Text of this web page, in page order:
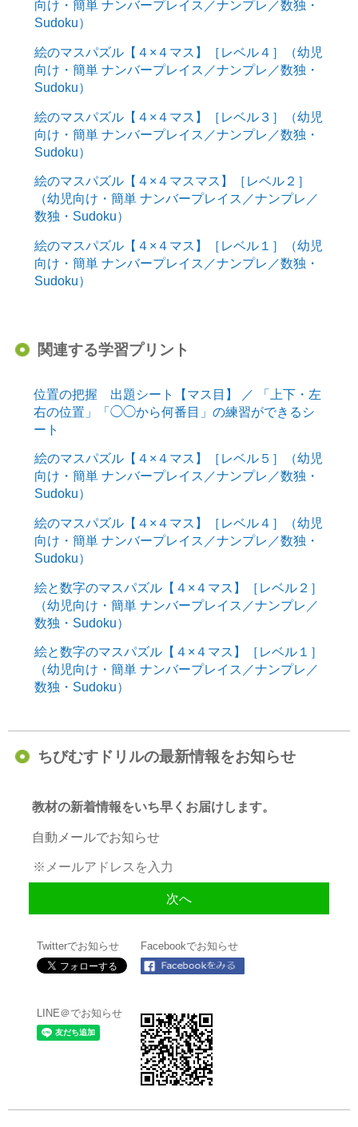
向け・簡単 ナンバープレイス／ナンプレ／数独・
Sudoku）
絵のマスパズル【４×４マス】［レベル４］（幼児
向け・簡単 ナンバープレイス／ナンプレ／数独・
Sudoku）
絵のマスパズル【４×４マス】［レベル３］（幼児
向け・簡単 ナンバープレイス／ナンプレ／数独・
Sudoku）
絵のマスパズル【４×４マスマス】［レベル２］
（幼児向け・簡単 ナンバープレイス／ナンプレ／
数独・Sudoku）
絵のマスパズル【４×４マス】［レベル１］（幼児
向け・簡単 ナンバープレイス／ナンプレ／数独・
Sudoku）
関連する学習プリント
位置の把握 出題シート【マス目】 ／ 「上下・左
右の位置」「◯◯から何番目」の練習ができるシ
ート
絵のマスパズル【４×４マス】［レベル５］（幼児
向け・簡単 ナンバープレイス／ナンプレ／数独・
Sudoku）
絵のマスパズル【４×４マス】［レベル４］（幼児
向け・簡単 ナンバープレイス／ナンプレ／数独・
Sudoku）
絵と数字のマスパズル【４×４マス】［レベル２］
（幼児向け・簡単 ナンバープレイス／ナンプレ／
数独・Sudoku）
絵と数字のマスパズル【４×４マス】［レベル１］
（幼児向け・簡単 ナンバープレイス／ナンプレ／
数独・Sudoku）
ちびむすドリルの最新情報をお知らせ
教材の新着情報をいち早くお届けします。
自動メールでお知らせ
Twitterでお知らせ Facebookでお知らせ
LINE＠でお知らせ